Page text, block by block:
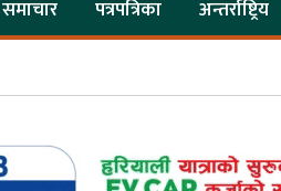
समाचार पत्रपत्रिका अन्तर्राष्ट्रिय